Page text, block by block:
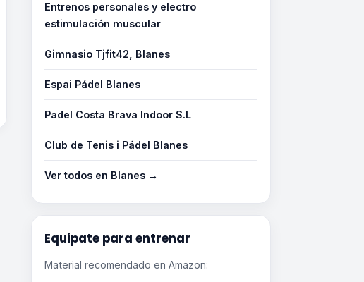
Entrenos personales y electro
estimulación muscular
Gimnasio Tjfit42, Blanes
Espai Pádel Blanes
Padel Costa Brava Indoor S.L
Club de Tenis i Pádel Blanes
Ver todos en Blanes →
Equipate para entrenar
Material recomendado en Amazon: